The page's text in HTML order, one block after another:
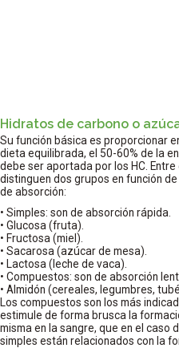
Hidratos de carbono o
Su función básica es proporcionar
dieta equilibrada, el 50-60% de la
debe ser aportada por los HC. Entre
distinguen dos grupos en función
de absorción:
• Simples: son de absorción rápida.
• Glucosa (fruta).
• Fructosa (miel).
• Sacarosa (azúcar de mesa).
• Lactosa (leche de vaca).
• Compuestos: son de absorción
• Almidón (cereales, legumbres,
Los compuestos son los más
estimule de forma brusca la
misma en la sangre, que en el
simples están relacionados con la